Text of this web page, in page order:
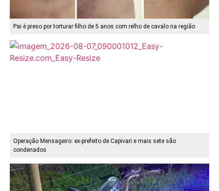
Pai é preso por torturar filho de 5 anos com relho de cavalo na região
Operação Mensageiro: ex-prefeito de Capivari e mais sete são
condenados